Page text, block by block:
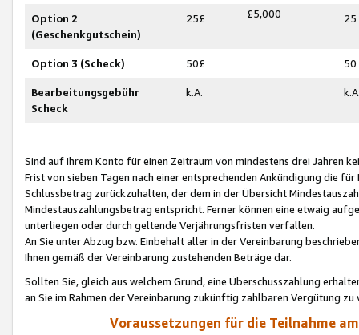
Option 2
(Geschenkgutschein)
25£ £5,000 25
Option 3 (Scheck) 50£ 50
Bearbeitungsgebühr
Scheck
k.A.
Sind auf Ihrem Konto für einen Zeitraum von mindestens drei Jahren
Frist von sieben Tagen nach einer entsprechenden Ankündigung die
Schlussbetrag zurückzuhalten, der dem in der Übersicht
Mindestauszahlungsbetrag entspricht. Ferner können eine etwaig
unterliegen oder durch geltende Verjährungsfristen verfallen.
An Sie unter Abzug bzw. Einbehalt aller in der Vereinbarung
Ihnen gemäß der Vereinbarung zustehenden Beträge dar.
Sollten Sie, gleich aus welchem Grund, eine Überschusszahlung
an Sie im Rahmen der Vereinbarung zukünftig zahlbaren Vergütung zu
Voraussetzungen für die Teilnahme